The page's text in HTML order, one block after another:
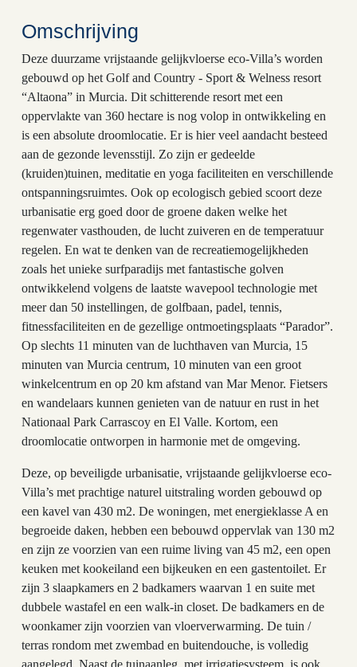
Omschrijving
Deze duurzame vrijstaande gelijkvloerse eco-Villa’s worden
gebouwd op het Golf and Country - Sport & Welness resort
“Altaona” in Murcia. Dit schitterende resort met een
oppervlakte van 360 hectare is nog volop in ontwikkeling en
is een absolute droomlocatie. Er is hier veel aandacht besteed
aan de gezonde levensstijl. Zo zijn er gedeelde
(kruiden)tuinen, meditatie en yoga faciliteiten en verschillende
ontspanningsruimtes. Ook op ecologisch gebied scoort deze
urbanisatie erg goed door de groene daken welke het
regenwater vasthouden, de lucht zuiveren en de temperatuur
regelen. En wat te denken van de recreatiemogelijkheden
zoals het unieke surfparadijs met fantastische golven
ontwikkelend volgens de laatste wavepool technologie met
meer dan 50 instellingen, de golfbaan, padel, tennis,
fitnessfaciliteiten en de gezellige ontmoetingsplaats “Parador”.
Op slechts 11 minuten van de luchthaven van Murcia, 15
minuten van Murcia centrum, 10 minuten van een groot
winkelcentrum en op 20 km afstand van Mar Menor. Fietsers
en wandelaars kunnen genieten van de natuur en rust in het
Nationaal Park Carrascoy en El Valle. Kortom, een
droomlocatie ontworpen in harmonie met de omgeving.
Deze, op beveiligde urbanisatie, vrijstaande gelijkvloerse eco-
Villa’s met prachtige naturel uitstraling worden gebouwd op
een kavel van 430 m2. De woningen, met energieklasse A en
begroeide daken, hebben een bebouwd oppervlak van 130 m2
en zijn ze voorzien van een ruime living van 45 m2, een open
keuken met kookeiland een bijkeuken en een gastentoilet. Er
zijn 3 slaapkamers en 2 badkamers waarvan 1 en suite met
dubbele wastafel en een walk-in closet. De badkamers en de
woonkamer zijn voorzien van vloerverwarming. De tuin /
terras rondom met zwembad en buitendouche, is volledig
aangelegd. Naast de tuinaanleg, met irrigatiesysteem, is ook